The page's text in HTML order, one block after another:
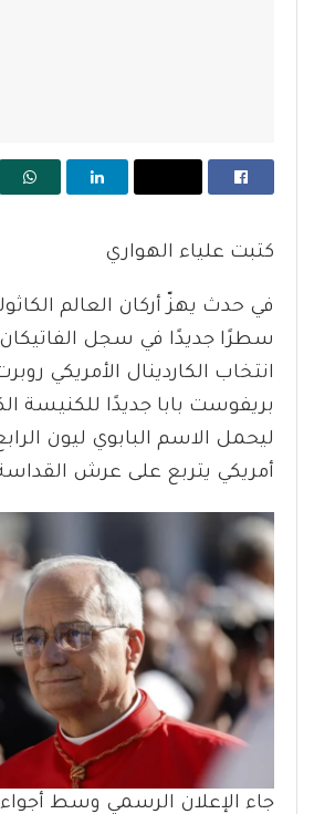
كتبت علياء الهواري
في حدث يهزّ أركان العالم
سطرًا جديدًا في سجل
انتخاب الكاردينال الأمريكي
بريفوست بابا جديدًا للكنيسة
ليحمل الاسم البابوي ليون
أمريكي يتربع على عرش القداسة
جاء الإعلان الرسمي وسط